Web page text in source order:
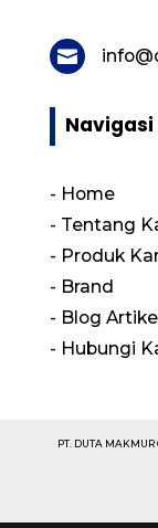

Navigasi
- Home
- Tentang
- Produk
- Brand
- Blog Artikel
- Hubungi
PT. DUTA